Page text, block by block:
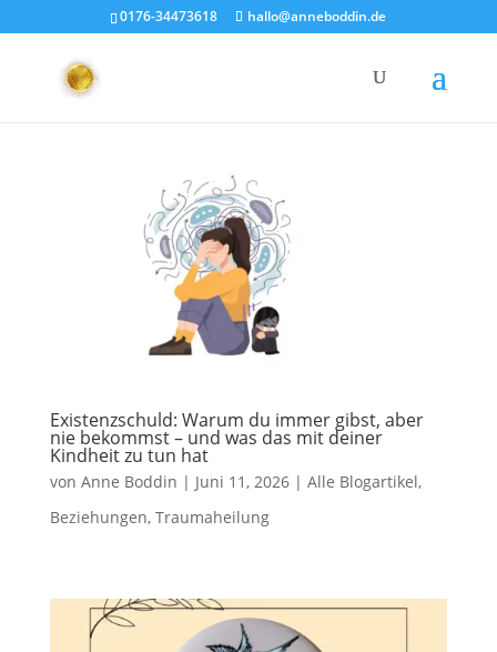
0176-34473618 hallo@anneboddin.de
Existenzschuld: Warum du immer gibst, aber
nie bekommst – und was das mit deiner
Kindheit zu tun hat
von Anne Boddin | Juni 11, 2026| Alle Blogartikel,
Beziehungen, Traumaheilung